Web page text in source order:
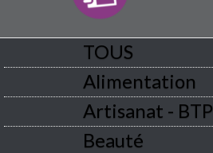
TOUS
Alimentation
Artisanat - BTP
Beauté